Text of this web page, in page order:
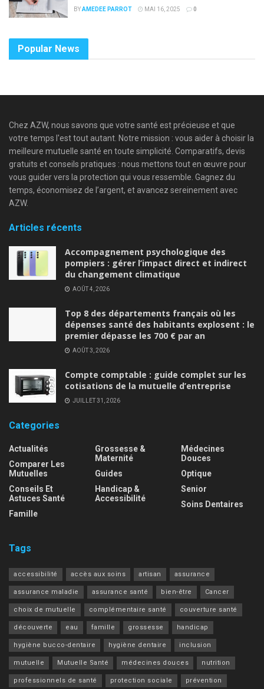
BYAMEDEE PARROT MAI 16, 2025 0
Popular News
Chez AZW, nous savons que votre santé est précieuse et que
votre temps l'est tout autant. Notre mission : vous aider à choisir la
meilleure mutuelle santé en toute simplicité. Comparatifs, devis
gratuits et conseils pratiques : nous mettons tout en œuvre pour
vous guider vers la protection qui vous ressemble. Gagnez du
temps, économisez de l’argent, et avancez sereinement avec
AZW.
Articles récents
Accompagnement psychologique des
pompiers : gérer l’impact direct et indirect
du changement climatique
AOÛT 4, 2026
Top 8 des départements français où les
dépenses santé des habitants explosent : le
premier dépasse les 700 € par an
AOÛT 3, 2026
Compte comptable : guide complet sur les
cotisations de la mutuelle d’entreprise
JUILLET 31, 2026
Categories
Actualités
Comparer Les
Mutuelles
Conseils Et
Astuces Santé
Famille
Grossesse &
Maternité
Guides
Handicap &
Accessibilité
Médecines
Douces
Optique
Senior
Soins Dentaires
Tags
accessibilité accès aux soins artisan assurance
assurance maladie assurance santé bien-être Cancer
choix de mutuelle complémentaire santé couverture santé
découverte eau famille grossesse handicap
hygiène bucco-dentaire hygiène dentaire inclusion
mutuelle Mutuelle Santé médecines douces nutrition
professionnels de santé protection sociale prévention